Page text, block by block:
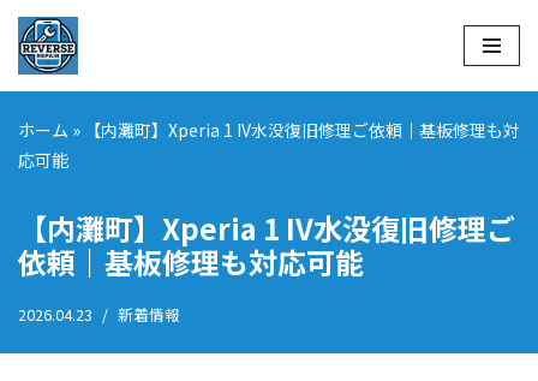
コ
ン
テ
ン
ス
キ
ッ
ホーム » 【内灘町】Xperia 1 IV水没復旧修理ご依頼｜基板修理も対
応可能
【内灘町】Xperia 1 IV水没復旧修理ご
依頼｜基板修理も対応可能
2026.04.23 新着情報